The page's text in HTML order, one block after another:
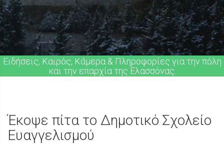
Ειδήσεις, Καιρός, Κάμερα & Πληροφορίες για την πόλη
και την επαρχία της Ελασσόνας.
Έκοψε πίτα το Δημοτικό Σχολείο
Ευαγγελισμού